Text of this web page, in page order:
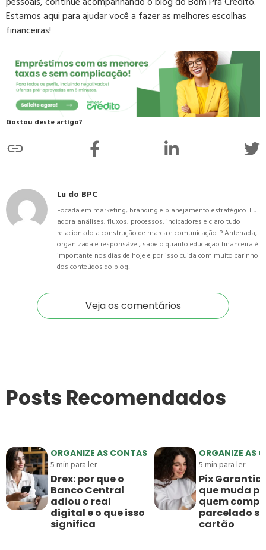
Estamos aqui para ajudar você a fazer as melhores escolhas
financeiras!
Gostou deste artigo?
Lu do BPC
Focada em marketing, branding e planejamento estratégico. Lu
adora análises, fluxos, processos, indicadores e claro tudo
relacionado a construção de marca e comunicação. ? Antenada,
organizada e responsável, sabe o quanto educação financeira é
importante nos dias de hoje e por isso cuida com muito carinho
dos conteúdos do blog!
Veja os comentários
Posts Recomendados
ORGANIZE AS CONTAS
5min para ler
Drex: por que o
Banco Central
adiou o real
digital e o que isso
significa
ORGANIZE AS
5min para ler
Pix
que muda
quem
parcelado
cartão